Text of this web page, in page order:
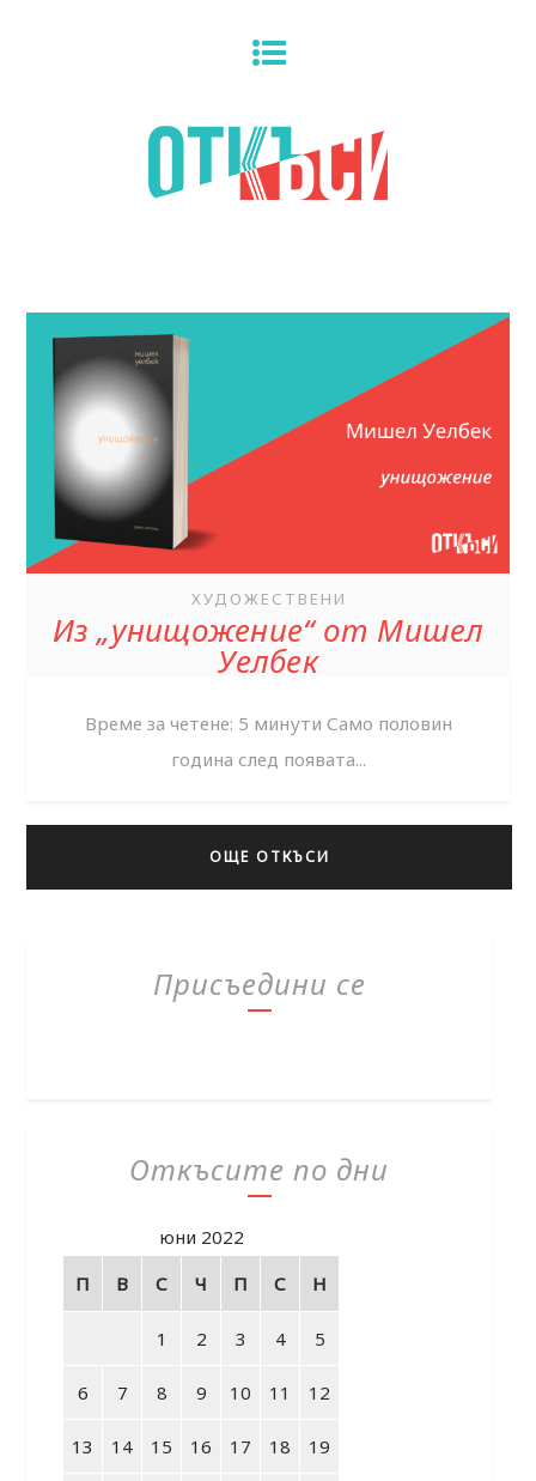
ХУДОЖЕСТВЕНИ
Из „унищожение“ от Мишел
Уелбек
Време за четене: 5 минути Само половин
година след появата...
ОЩЕ ОТКЪСИ
Присъедини се
Откъсите по дни
юни 2022
П
В С Ч П С Н
1 2 3 4 5
6 7 8 9 10 11 12
13 14 15 16 17 18 19